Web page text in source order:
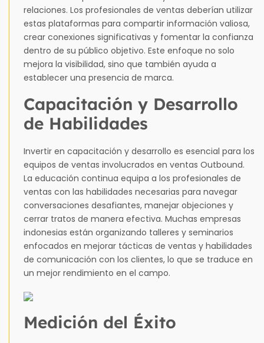
relaciones. Los profesionales de ventas deberían utilizar
estas plataformas para compartir información valiosa,
crear conexiones significativas y fomentar la confianza
dentro de su público objetivo. Este enfoque no solo
mejora la visibilidad, sino que también ayuda a
establecer una presencia de marca.
Capacitación y Desarrollo
de Habilidades
Invertir en capacitación y desarrollo es esencial para los
equipos de ventas involucrados en ventas Outbound.
La educación continua equipa a los profesionales de
ventas con las habilidades necesarias para navegar
conversaciones desafiantes, manejar objeciones y
cerrar tratos de manera efectiva. Muchas empresas
indonesias están organizando talleres y seminarios
enfocados en mejorar tácticas de ventas y habilidades
de comunicación con los clientes, lo que se traduce en
un mejor rendimiento en el campo.
Medición del Éxito